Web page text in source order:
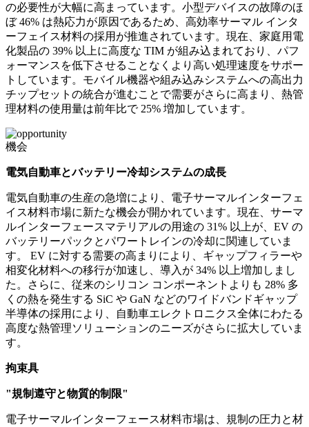
の必要性が大幅に高まっています。小型デバイスの故障のほ
ぼ 46% は熱応力が原因であるため、高効率サーマル インタ
ーフェイス材料の採用が推進されています。現在、家庭用電
化製品の 39% 以上に高度な TIM が組み込まれており、パフ
ォーマンスを低下させることなくより高い処理速度をサポー
トしています。モバイル機器や組み込みシステムへの高出力
チップセットの統合が進むことで需要がさらに高まり、熱管
理材料の使用量は前年比で 25% 増加しています。
機会
電気自動車とバッテリー冷却システムの成長
電気自動車の生産の急増により、電子サーマルインターフェ
イス材料市場に新たな機会が開かれています。現在、サーマ
ルインターフェースマテリアルの用途の 31% 以上が、EV の
バッテリーパックとパワートレインの冷却に関連していま
す。 EV に対する需要の高まりにより、ギャップフィラーや
相変化材料への移行が加速し、導入が 34% 以上増加しまし
た。さらに、従来のシリコン コンポーネントよりも 28% 多
くの熱を発生する SiC や GaN などのワイドバンドギャップ
半導体の採用により、自動車エレクトロニクス全体にわたる
高度な熱管理ソリューションのニーズがさらに拡大していま
す。
拘束具
"規制遵守と物質的制限"
電子サーマルインターフェース材料市場は、規制の圧力と材